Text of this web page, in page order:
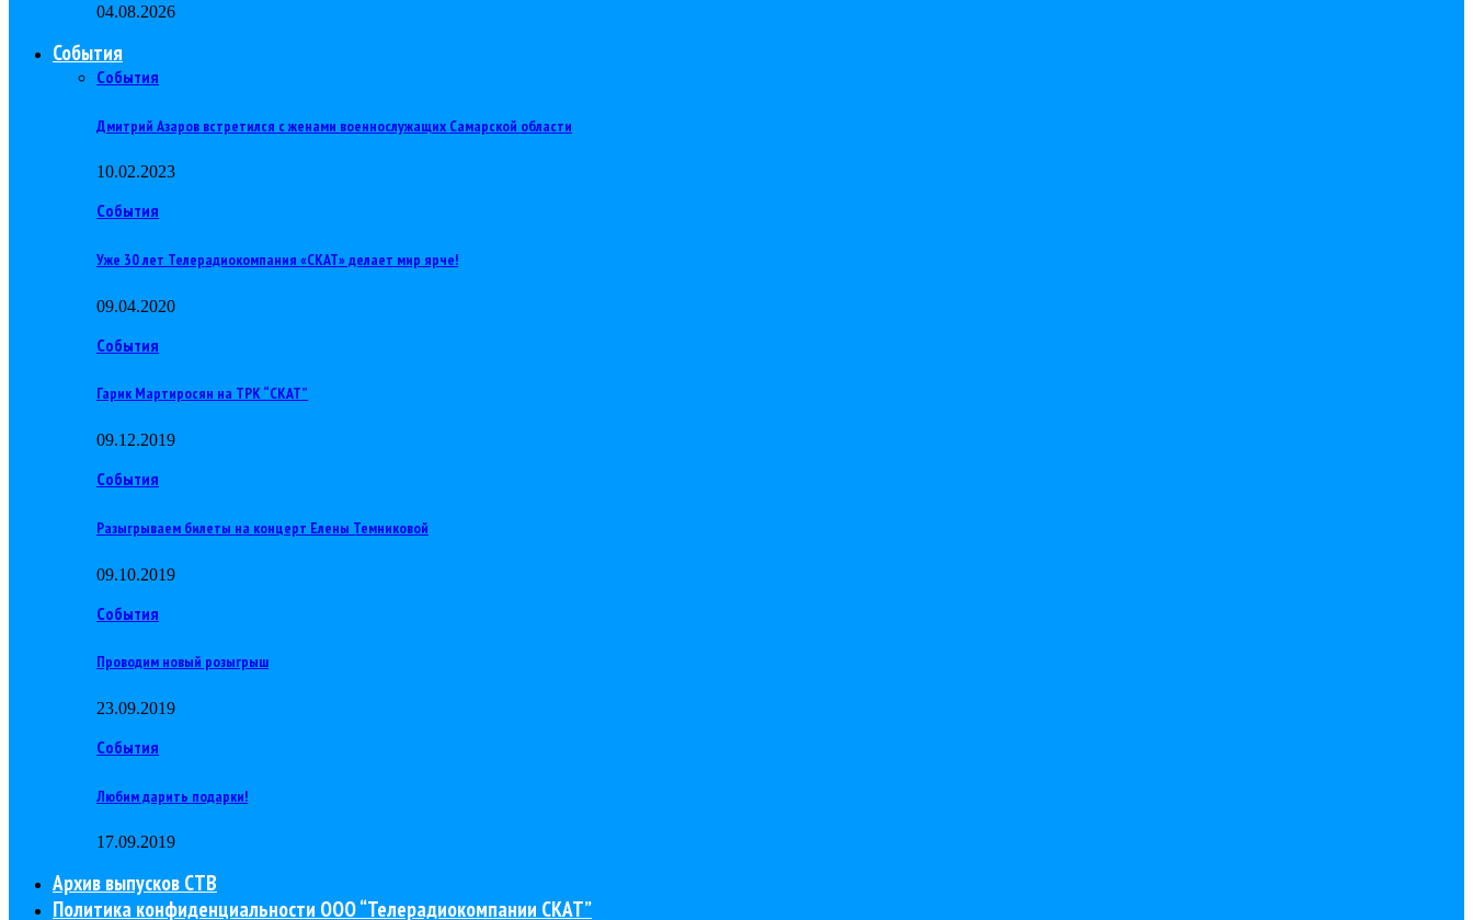
04.08.2026
События
События
Дмитрий Азаров встретился с женами военнослужащих Самарской области
10.02.2023
События
Уже 30 лет Телерадиокомпания «СКАТ» делает мир ярче!
09.04.2020
События
Гарик Мартиросян на ТРК “СКАТ”
09.12.2019
События
Разыгрываем билеты на концерт Елены Темниковой
09.10.2019
События
Проводим новый розыгрыш
23.09.2019
События
Любим дарить подарки!
17.09.2019
Архив выпусков СТВ
Политика конфиденциальности ООО “Телерадиокомпании СКАТ”